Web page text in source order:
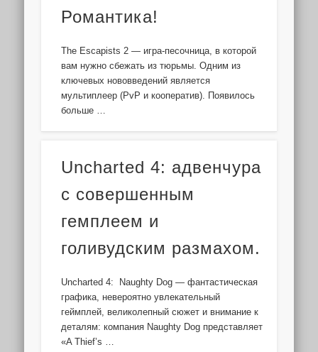
Романтика!
The Escapists 2 — игра-песочница, в которой
вам нужно сбежать из тюрьмы. Одним из
ключевых нововведений является
мультиплеер (PvP и кооператив). Появилось
больше …
Uncharted 4: адвенчура
с совершенным
гемплеем и
голивудским размахом.
Uncharted 4: Naughty Dog — фантастическая
графика, невероятно увлекательный
геймплей, великолепный сюжет и внимание к
деталям: компания Naughty Dog представляет
«A Thief’s …